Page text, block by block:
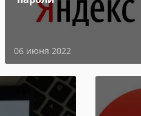
06 июня 2022